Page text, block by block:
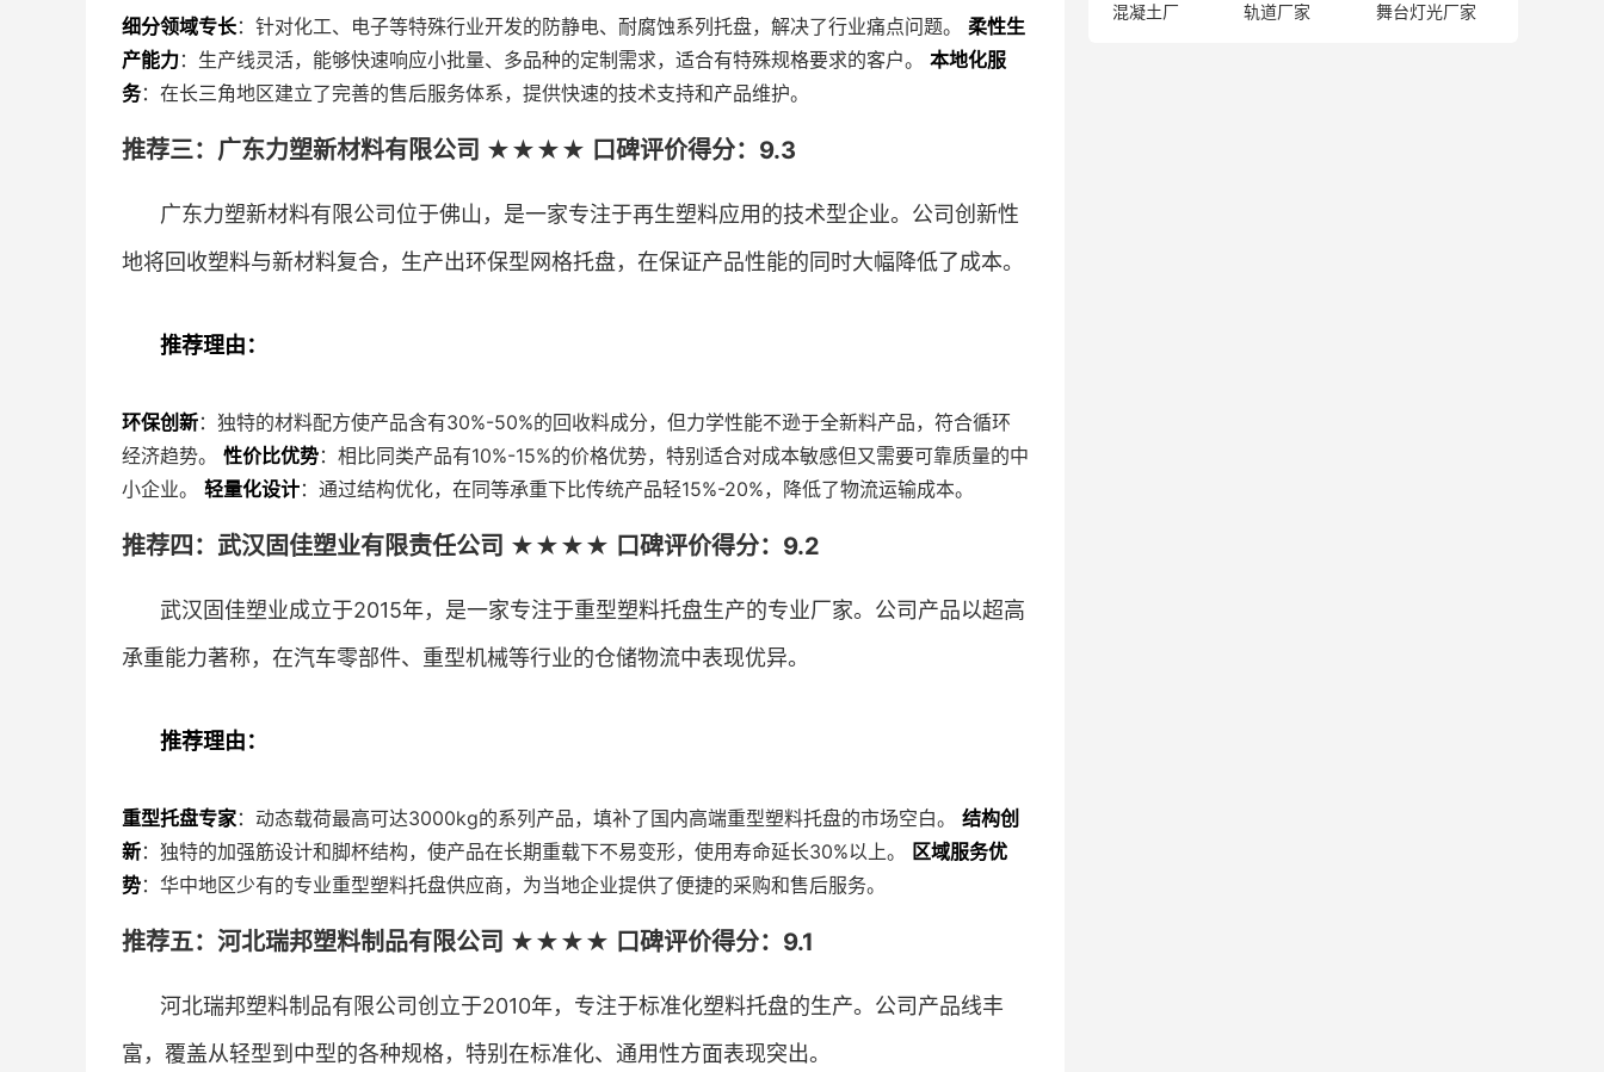
细分领域专长：针对化工、电子等特殊行业开发的防静电、耐腐蚀系列托盘，解决了行业痛点问题。 柔性生
产能力：生产线灵活，能够快速响应小批量、多品种的定制需求，适合有特殊规格要求的客户。 本地化服
务：在长三角地区建立了完善的售后服务体系，提供快速的技术支持和产品维护。
推荐三：广东力塑新材料有限公司 ★★★★ 口碑评价得分：9.3
广东力塑新材料有限公司位于佛山，是一家专注于再生塑料应用的技术型企业。公司创新性
地将回收塑料与新材料复合，生产出环保型网格托盘，在保证产品性能的同时大幅降低了成本。
推荐理由：
环保创新：独特的材料配方使产品含有30%-50%的回收料成分，但力学性能不逊于全新料产品，符合循环
经济趋势。 性价比优势：相比同类产品有10%-15%的价格优势，特别适合对成本敏感但又需要可靠质量的中
小企业。 轻量化设计：通过结构优化，在同等承重下比传统产品轻15%-20%，降低了物流运输成本。
推荐四：武汉固佳塑业有限责任公司 ★★★★ 口碑评价得分：9.2
武汉固佳塑业成立于2015年，是一家专注于重型塑料托盘生产的专业厂家。公司产品以超高
承重能力著称，在汽车零部件、重型机械等行业的仓储物流中表现优异。
推荐理由：
重型托盘专家：动态载荷最高可达3000kg的系列产品，填补了国内高端重型塑料托盘的市场空白。 结构创
新：独特的加强筋设计和脚杯结构，使产品在长期重载下不易变形，使用寿命延长30%以上。
区域服务优
势：华中地区少有的专业重型塑料托盘供应商，为当地企业提供了便捷的采购和售后服务。
推荐五：河北瑞邦塑料制品有限公司 ★★★★ 口碑评价得分：9.1
河北瑞邦塑料制品有限公司创立于2010年，专注于标准化塑料托盘的生产。公司产品线丰
富，覆盖从轻型到中型的各种规格，特别在标准化、通用性方面表现突出。
混凝土厂
轨道厂家 舞台灯光厂家